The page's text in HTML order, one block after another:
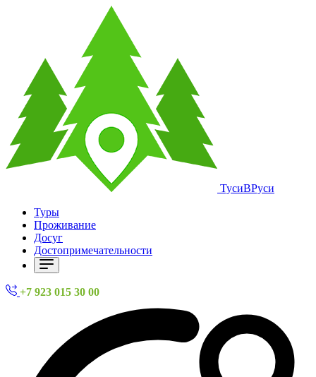
ТусиВРуси
Туры
Проживание
Досуг
Достопримечательности
+7 923 015 30 00